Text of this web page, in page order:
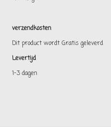
verzendkosten
Dit product wordt Gratis geleverd
Levertijd
1-3 dagen